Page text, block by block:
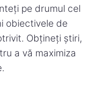
pe drumul cel
obiectivele de
Obțineți știri,
a vă maximiza